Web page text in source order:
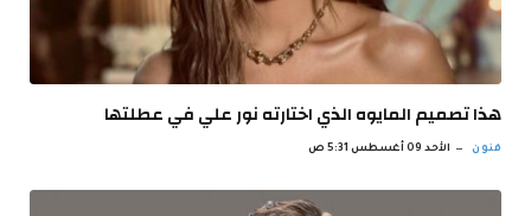
هذا تصميم المايوه الذي اختارته نور علي في عطلتها
فنون الأحد 09 أغسطس 5:31 ص